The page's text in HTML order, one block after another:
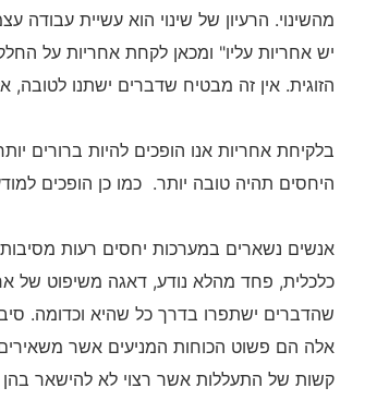
מהשינוי. הרעיון של שינוי הוא עשיית
יש אחריות עליו" ומכאן לקחת אחריות על
הזוגית. אין זה מבטיח שדברים ישתנו לטובה,
בלקיחת אחריות אנו הופכים להיות ברורים
היחסים תהיה טובה יותר. כמו כן הופכים
אנשים נשארים במערכות יחסים רעות
כלכלית, פחד מהלא נודע, דאגה משיפוט של
שהדברים ישתפרו בדרך כל שהיא וכדומה.
אלה הם פשוט הכוחות המניעים אשר
קשות של התעללות אשר רצוי לא להישאר